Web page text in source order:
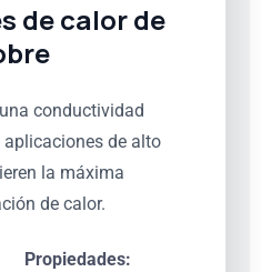
de calor de
conductividad
de alto
la máxima
de calor.
Propiedades: